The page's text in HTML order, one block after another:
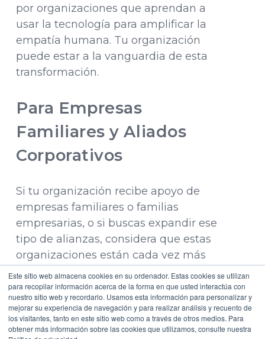
Este sitio web almacena cookies en su ordenador. Estas cookies se utilizan
para recopilar información acerca de la forma en que usted interactúa con
nuestro sitio web y recordarlo. Usamos esta información para personalizar y
mejorar su experiencia de navegación y para realizar análisis y recuento de
los visitantes, tanto en este sitio web como a través de otros medios. Para
obtener más información sobre las cookies que utilizamos, consulte nuestra
por organizaciones que aprendan a
usar la tecnología para amplificar la
empatía humana. Tu organización
puede estar a la vanguardia de esta
transformación.
Para Empresas
Familiares y Aliados
Corporativos
Si tu organización recibe apoyo de
empresas familiares o familias
empresarias, o si buscas expandir ese
tipo de alianzas, considera que estas
organizaciones están cada vez más
interesadas en
impacto social medible
y sostenible, no solo en donaciones
esporádicas.
Al implementar IA para mejorar tu